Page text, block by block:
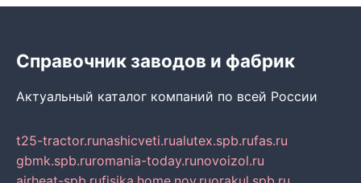
Справочник заводов и фабрик
Актуальный каталог компаний по всей России
t25-tractor.runashicveti.rualutex.spb.rufas.ru
gbmk.spb.ruromania-today.runovoizol.ru